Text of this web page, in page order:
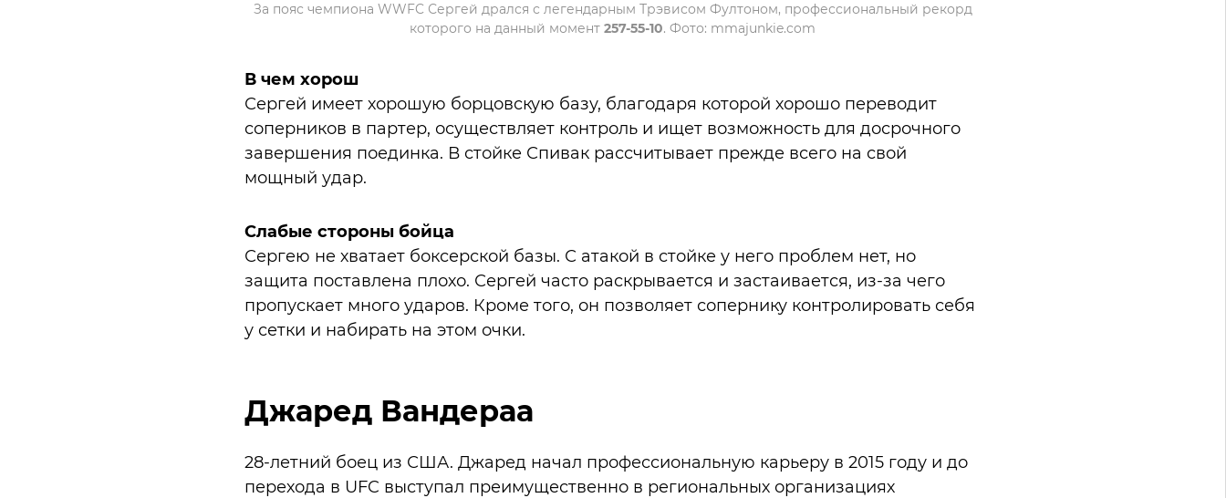
За пояс чемпиона WWFC Сергей дрался с легендарным Трэвисом Фултоном, профессиональный рекорд
которого на данный момент 257-55-10. Фото: mmajunkie.com
В чем хорош
Сергей имеет хорошую борцовскую базу, благодаря которой хорошо переводит
соперников в партер, осуществляет контроль и ищет возможность для досрочного
завершения поединка. В стойке Спивак рассчитывает прежде всего на свой
мощный удар.
Слабые стороны бойца
Сергею не хватает боксерской базы. С атакой в стойке у него проблем нет, но
защита поставлена плохо. Сергей часто раскрывается и застаивается, из-за чего
пропускает много ударов. Кроме того, он позволяет сопернику контролировать себя
у сетки и набирать на этом очки.
Джаред Вандераа
28-летний боец из США. Джаред начал профессиональную карьеру в 2015 году и до
перехода в UFC выступал преимущественно в региональных организациях